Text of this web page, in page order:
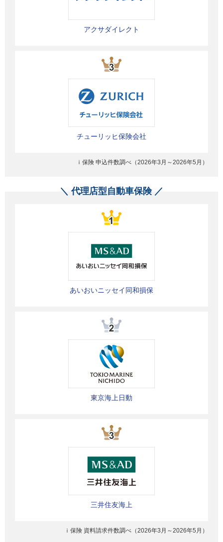
アクサダイレクト
チューリッヒ保険会社
ｉ保険 申込件数調べ（2026年3月～2026年5月 ）
＼ 代理店型自動車保険 ／
あいおいニッセイ同和損保
東京海上日動
三井住友海上
ｉ保険 資料請求件数調べ（2026年3月～2026年5月 ）